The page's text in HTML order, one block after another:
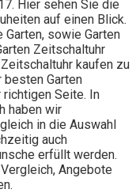
Hier sehen Sie die
auf einen Blick.
sowie Garten
Zeitschaltuhr
kaufen zu
Garten
Seite. In
haben wir
in die Auswahl
auch
erfüllt werden.
Angebote